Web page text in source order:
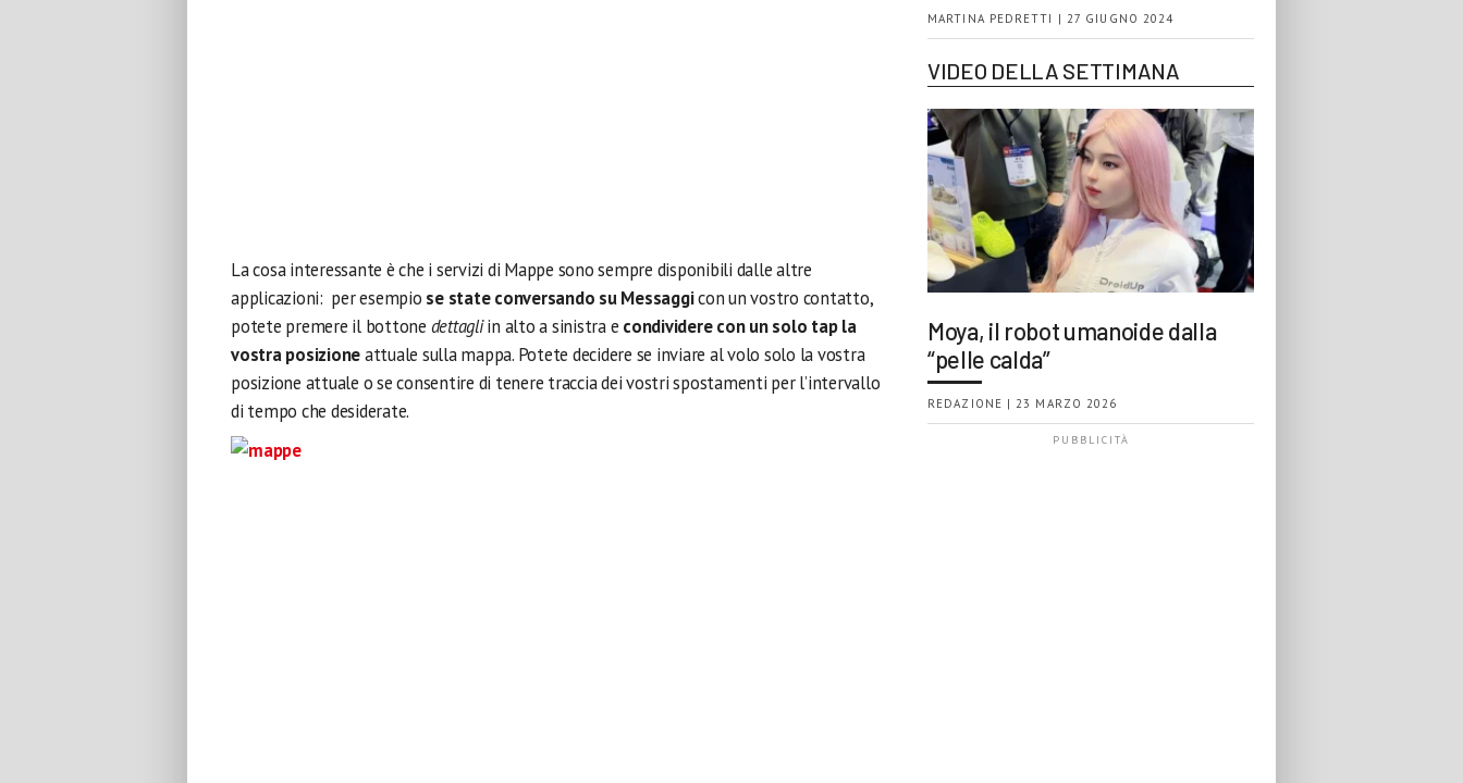
La cosa interessante è che i servizi di Mappe sono sempre disponibili dalle altre
applicazioni: per esempio se state conversando su Messaggicon un vostro contatto,
potete premere il bottone dettagliin alto a sinistra e condividere con un solo tap la
vostra posizioneattuale sulla mappa. Potete decidere se inviare al volo solo la vostra
posizione attuale o se consentire di tenere traccia dei vostri spostamenti per l’intervallo
di tempo che desiderate.
MARTINA PEDRETTI | 27 GIUGNO 2024
VIDEO DELLA SETTIMANA
Moya, il robot umanoide dalla
“pelle calda”
REDAZIONE | 23 MARZO 2026